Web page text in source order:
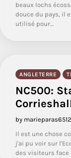
beaux lochs
douce du pays, il
utilisé pour…
ANGLETERRE
NC500:
by
Il est une chose
j'ai pu voir sur
des visiteurs face